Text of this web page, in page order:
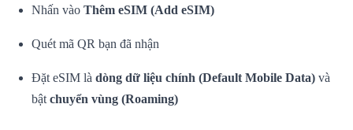
Nhấn vào Thêm eSIM (Add eSIM)
Quét mã QR bạn đã nhận
Đặt eSIM là dòng dữ liệu chính (Default Mobile Data) và
bật chuyển vùng (Roaming)